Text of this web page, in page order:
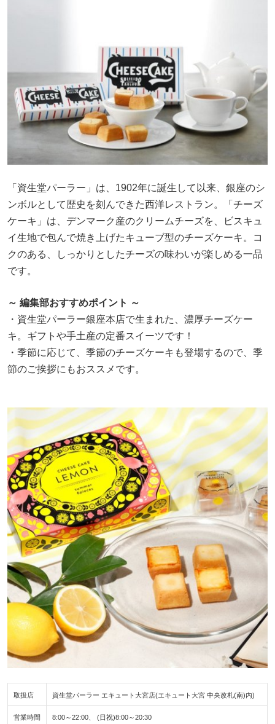
「資生堂パーラー」は、1902年に誕生して以来、銀座のシ
ンボルとして歴史を刻んできた西洋レストラン。「チーズ
ケーキ」は、デンマーク産のクリームチーズを、ビスキュ
イ生地で包んで焼き上げたキューブ型のチーズケーキ。コ
クのある、しっかりとしたチーズの味わいが楽しめる一品
です。
～ 編集部おすすめポイント ～
・資生堂パーラー銀座本店で生まれた、濃厚チーズケー
キ。ギフトや手土産の定番スイーツです！
・季節に応じて、季節のチーズケーキも登場するので、季
節のご挨拶にもおススメです。
取扱店 資生堂パーラー エキュート大宮店(エキュート大宮 中央改札(南)内)
営業時間 8:00～22:00、 (日祝)8:00～20:30